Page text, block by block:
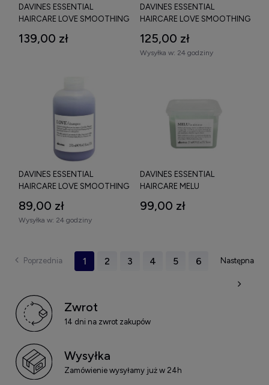
DAVINES ESSENTIAL
HAIRCARE LOVE SMOOTHING
WYGŁADZAJĄCA PRZECIW
139,00 zł
DAVINES ESSENTIAL
HAIRCARE LOVE SMOOTHING
WYGŁADZAJĄCE PRZECIW
PUSZENIU SIĘ WŁOSÓW 150
125,00 zł
Wysyłka w: 24 godziny
DAVINES ESSENTIAL
HAIRCARE LOVE SMOOTHING
NIESFORNYCH I PUSZĄCYCH
SIĘ WŁOSÓW 250 ML
89,00 zł
Wysyłka w: 24 godziny
DAVINES ESSENTIAL
HAIRCARE MELU
ZAPOBIEGAJĄCA ŁAMANIU
99,00 zł
1 2 3 4 5 6
Zwrot
14 dni na zwrot zakupów
Wysyłka
Zamówienie wysyłamy już w 24h